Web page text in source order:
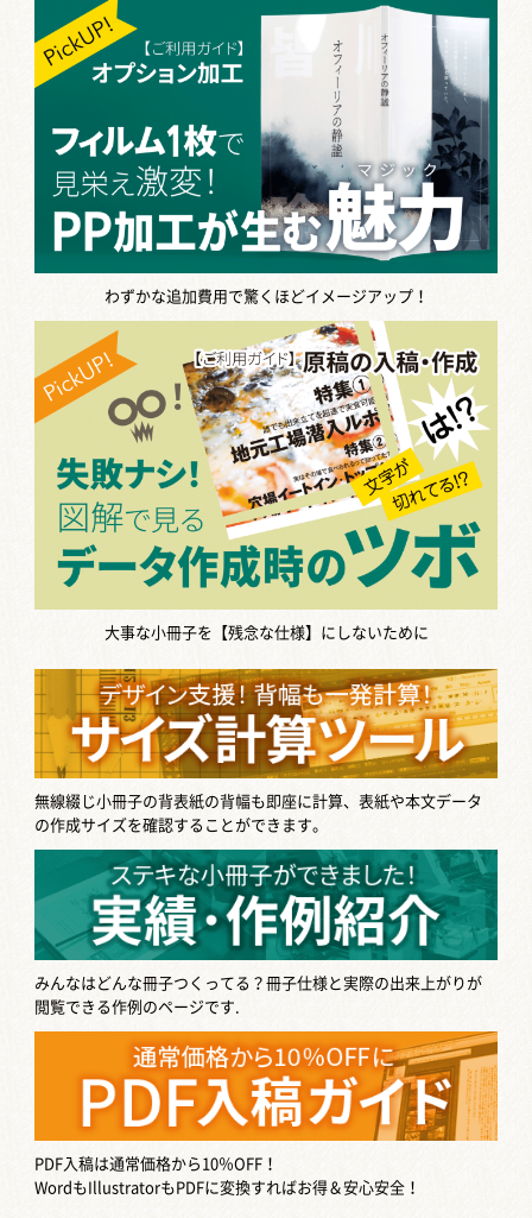
わずかな追加費用で驚くほどイメージアップ！
大事な小冊子を【残念な仕様】にしないために
無線綴じ小冊子の背表紙の背幅も即座に計算、表紙や本文データ
の作成サイズを確認することができます。
みんなはどんな冊子つくってる？冊子仕様と実際の出来上がりが
閲覧できる作例のページです.
PDF入稿は通常価格から10％OFF！
WordもIllustratorもPDFに変換すればお得＆安心安全！